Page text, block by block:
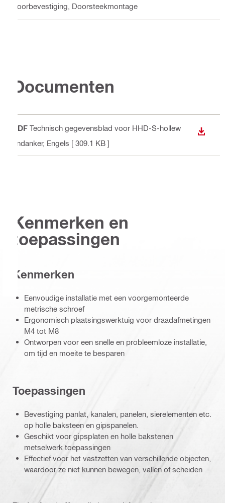
Voorbevestiging, Doorsteekmontage
Documenten
PDF Technisch gegevensblad voor HHD-S-hollew
andanker, Engels [ 309.1 KB ]
Kenmerken en
toepassingen
Kenmerken
Eenvoudige installatie met een voorgemonteerde
metrische schroef
Ergonomisch plaatsingswerktuig voor draadafmetingen
M4 tot M8
Ontworpen voor een snelle en probleemloze installatie,
om tijd en moeite te besparen
Toepassingen
Bevestiging panlat, kanalen, panelen, sierelementen etc.
op holle baksteen en gipspanelen.
Geschikt voor gipsplaten en holle bakstenen
metselwerk toepassingen
Effectief voor het vastzetten van verschillende objecten,
waardoor ze niet kunnen bewegen, vallen of scheiden